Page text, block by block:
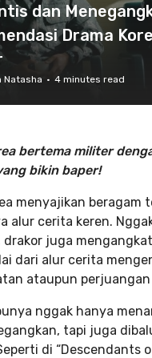
dan
Drama
Natasha · 4 minutes read
bertema militer
bikin baper!
menyajikan beragam
alur cerita keren.
juga
dari alur cerita
ataupun perjuangan
nggak hanya
tapi juga
di “Descendants